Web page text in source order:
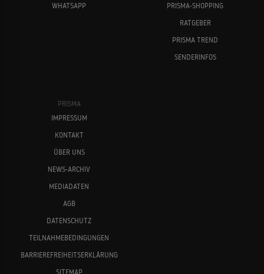
WHATSAPP
PRISMA-SHOPPING
RATGEBER
PRISMA TREND
SENDERINFOS
PRISMA
IMPRESSUM
KONTAKT
ÜBER UNS
NEWS-ARCHIV
MEDIADATEN
AGB
DATENSCHUTZ
TEILNAHMEBEDINGUNGEN
BARRIEREFREIHEITSERKLÄRUNG
SITEMAP